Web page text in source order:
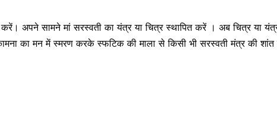
अपने सामने मां सरस्वती का यंत्र या चित्र स्थापित करें । अब चित्र या
का मन में स्मरण करके स्फटिक की माला से किसी भी सरस्वती मंत्र की